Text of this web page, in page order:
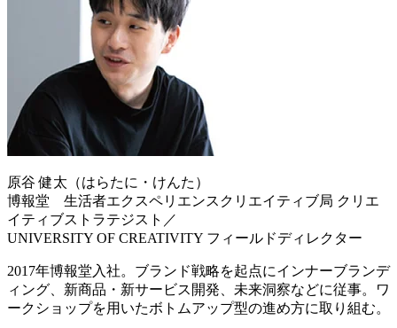
原谷 健太（はらたに・けんた）
博報堂 生活者エクスペリエンスクリエイティブ局 クリエ
イティブストラテジスト／
UNIVERSITY OF CREATIVITY フィールドディレクター
2017年博報堂入社。ブランド戦略を起点にインナーブランデ
ィング、新商品・新サービス開発、未来洞察などに従事。ワ
ークショップを用いたボトムアップ型の進め方に取り組む。